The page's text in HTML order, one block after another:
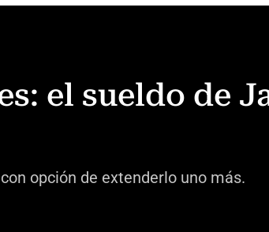
el sueldo de
opción de extenderlo uno más.